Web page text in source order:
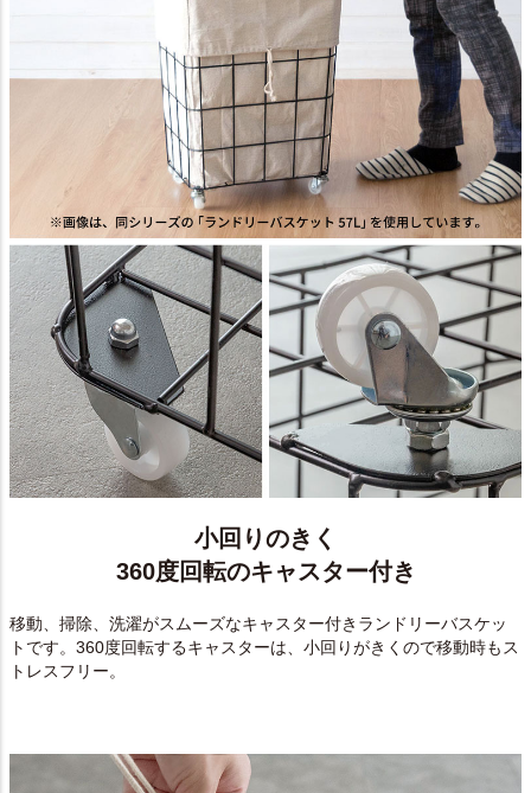
小回りのきく
360度回転のキャスター付き
移動、掃除、洗濯がスムーズなキャスター付きランドリーバスケッ
トです。360度回転するキャスターは、小回りがきくので移動時もス
トレスフリー。